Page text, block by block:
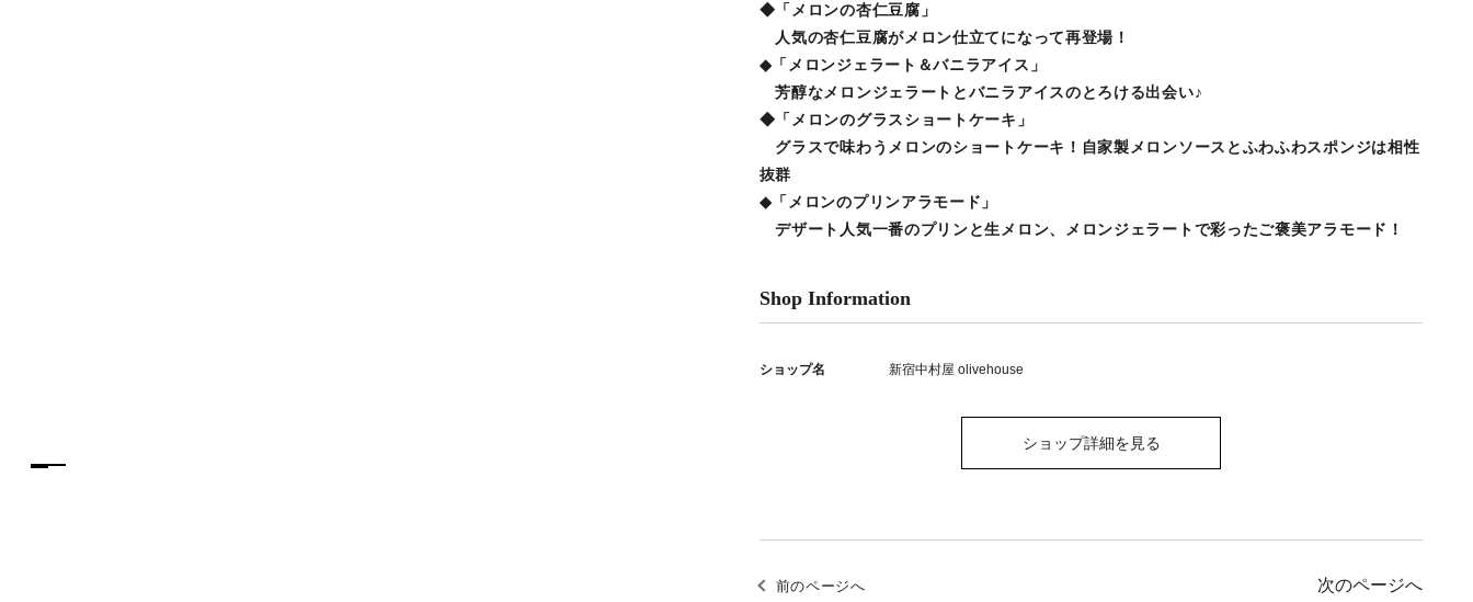
◆「メロンの杏仁豆腐」
人気の杏仁豆腐がメロン仕立てになって再登場！
◆「メロンジェラート＆バニラアイス」
芳醇なメロンジェラートとバニラアイスのとろける出会い♪
◆「メロンのグラスショートケーキ」
グラスで味わうメロンのショートケーキ！自家製メロンソースとふわふわスポンジは相性
抜群
◆「メロンのプリンアラモード」
デザート人気一番のプリンと生メロン、メロンジェラートで彩ったご褒美アラモード！
Shop Information
ショップ名 新宿中村屋 olivehouse
ショップ詳細を見る
前のページへ 次のページへ